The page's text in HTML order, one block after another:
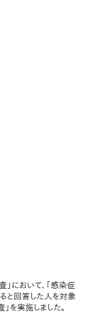
において、「感染症
と回答した人を対象
を実施しました。